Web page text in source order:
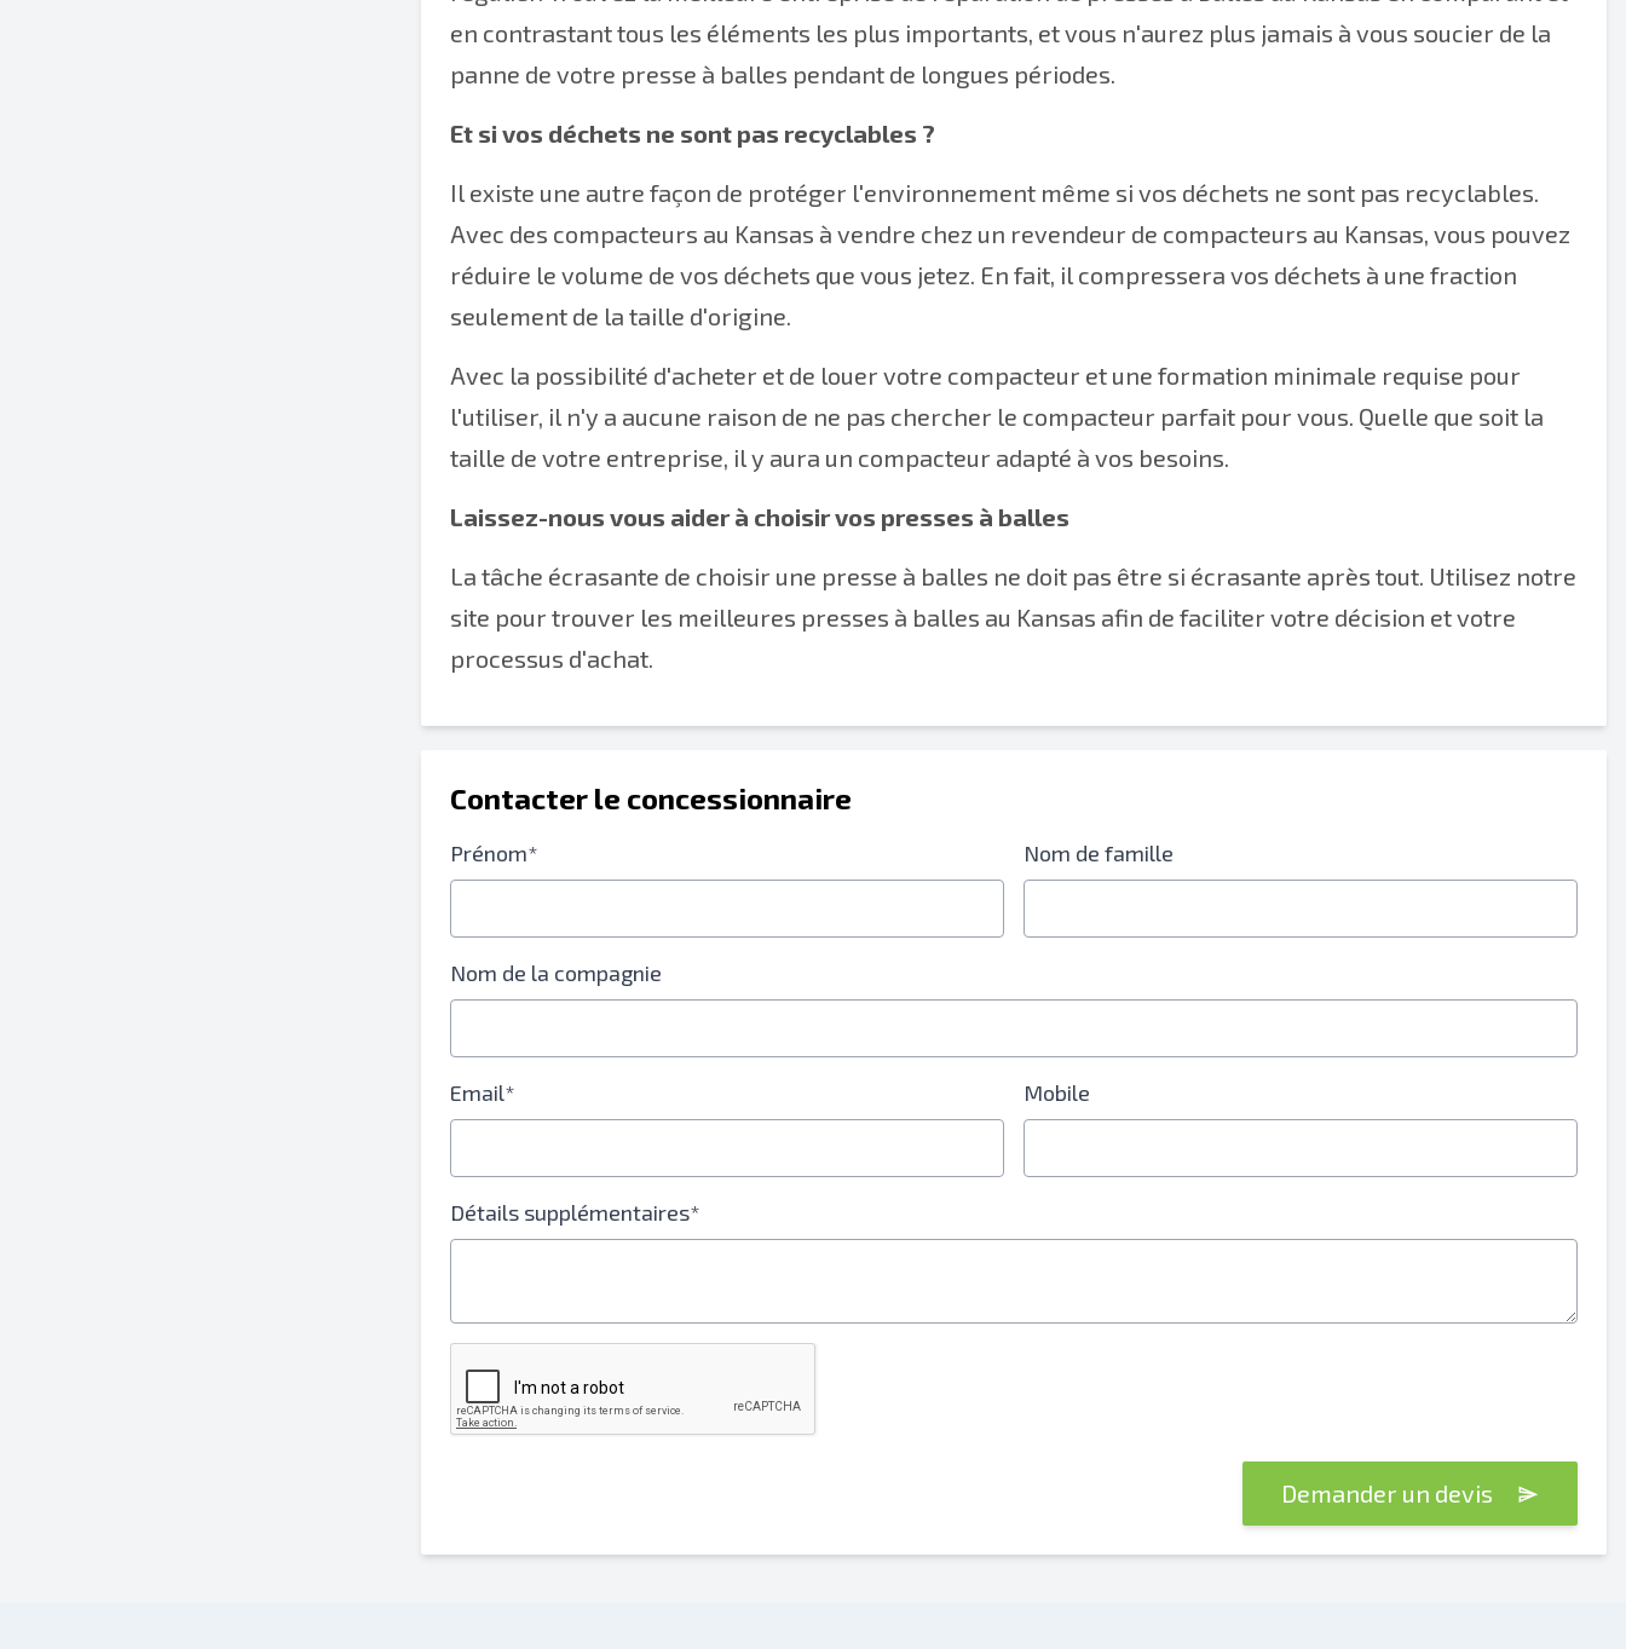
en contrastant tous les éléments les plus importants, et vous n'aurez plus jamais à vous soucier de la
panne de votre presse à balles pendant de longues périodes.
Et si vos déchets ne sont pas recyclables ?
Il existe une autre façon de protéger l'environnement même si vos déchets ne sont pas recyclables.
Avec des compacteurs au Kansas à vendre chez un revendeur de compacteurs au Kansas, vous pouvez
réduire le volume de vos déchets que vous jetez. En fait, il compressera vos déchets à une fraction
seulement de la taille d'origine.
Avec la possibilité d'acheter et de louer votre compacteur et une formation minimale requise pour
l'utiliser, il n'y a aucune raison de ne pas chercher le compacteur parfait pour vous. Quelle que soit la
taille de votre entreprise, il y aura un compacteur adapté à vos besoins.
Laissez-nous vous aider à choisir vos presses à balles
La tâche écrasante de choisir une presse à balles ne doit pas être si écrasante après tout. Utilisez notre
site pour trouver les meilleures presses à balles au Kansas afin de faciliter votre décision et votre
processus d'achat.
Contacter le concessionnaire
Prénom* Nom de famille
Nom de la compagnie
Email* Mobile
Détails supplémentaires*
Demander un devis